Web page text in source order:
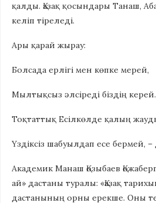
қалды. Қазақ қосындары Танаш,
келіп тіреледі.
Ары қарай жырау:
Болсада ерлігі мен көпке мерей,
Мылтықсыз әлсіреді біздің керей.
Тоқтаттық Есілкөлде қалың
Үздіксіз шабуылдап есе бермей,
Академик Манаш Қозыбаев
ай» дастаны туралы: «Қазақ
дастанының орны ерекше. Оны